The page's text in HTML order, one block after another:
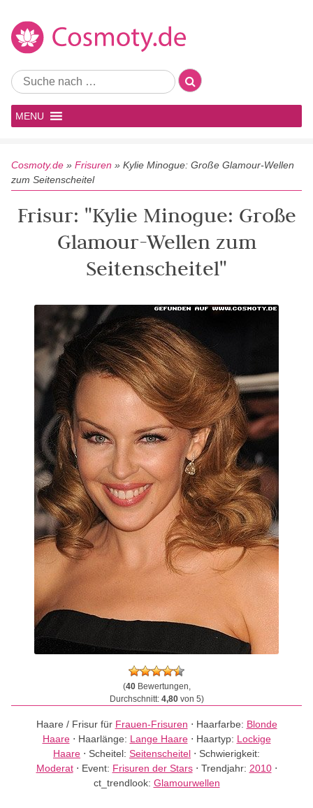
MENU
Cosmoty.de » Frisuren » Kylie Minogue: Große Glamour-Wellen
zum Seitenscheitel
Frisur: "Kylie Minogue: Große
Glamour-Wellen zum
Seitenscheitel"
(40Bewertungen,
Durchschnitt: 4,80von 5)
Haare / Frisur für Frauen-Frisuren ⋅ Haarfarbe: Blonde
Haare⋅ Haarlänge: Lange Haare⋅ Haartyp: Lockige
Haare ⋅ Scheitel: Seitenscheitel ⋅ Schwierigkeit:
Moderat⋅ Event: Frisuren der Stars⋅ Trendjahr: 2010⋅
ct_trendlook: Glamourwellen